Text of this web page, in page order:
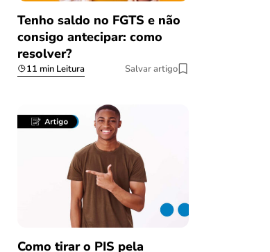
burocracia
Comentário retirado da nossa
08/03/2023
Tenho saldo no FGTS e não
consigo antecipar: como
resolver?
11 min Leitura Salvar artigo
Como tirar o PIS pela